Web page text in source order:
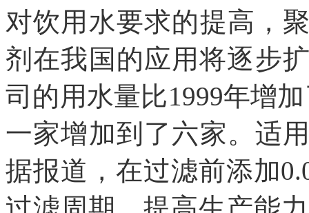
对饮用水要求的提高，
剂在我国的应用将逐步
司的用水量比1999年增
一家增加到了六家。适
据报道，在过滤前添加